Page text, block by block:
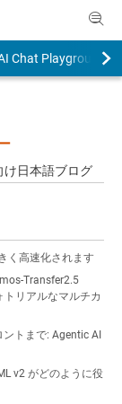
Chat Playground
け日本語ブログ
く高速化されます
Transfer2.5
リアルなマルチカ
トまで: Agentic AI
v2 がどのように役